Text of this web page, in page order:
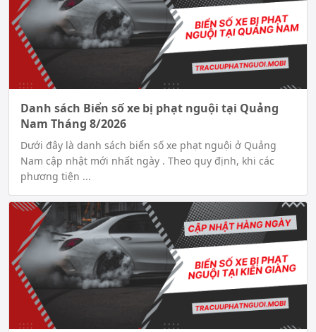
Danh sách Biển số xe bị phạt nguội tại Quảng
Nam Tháng 8/2026
Dưới đây là danh sách biển số xe phạt nguội ở Quảng
Nam cập nhật mới nhất ngày . Theo quy định, khi các
phương tiện ...